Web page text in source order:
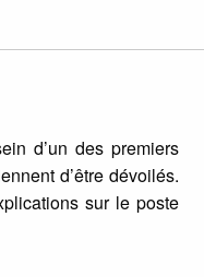
d’un des premiers
d’être dévoilés.
sur le poste